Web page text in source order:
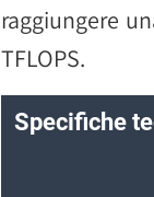
raggiungere
TFLOPS.